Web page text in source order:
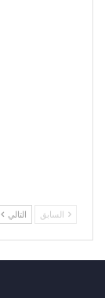
السابق التالي